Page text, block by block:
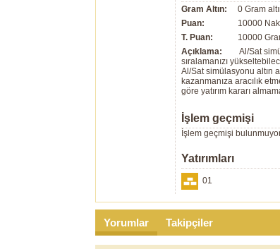
Gram Altın:
0 Gram
Puan:
10000
T. Puan:
10000
Açıklama:
Al/Sat
sıralamanızı
Al/Sat simülasyonu altın
kazanmanıza aracılık
göre yatırım kararı
İşlem geçmişi
İşlem geçmişi
Yatırımları
01
Yorumlar Takipçiler